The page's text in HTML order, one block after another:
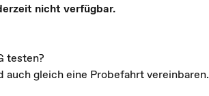
nicht verfügbar.
testen?
gleich eine Probefahrt vereinbaren.